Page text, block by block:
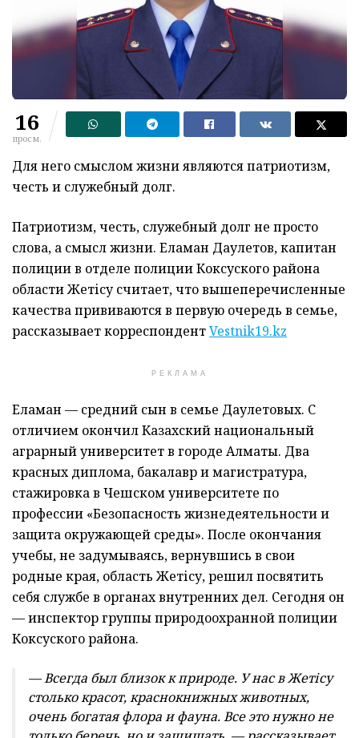
16
просм.
Для него смыслом жизни являются патриотизм,
честь и служебный долг.
Патриотизм, честь, служебный долг не просто
слова, а смысл жизни. Еламан Даулетов, капитан
полиции в отделе полиции Коксуского района
области Жетісу считает, что вышеперечисленные
качества прививаются в первую очередь в семье,
рассказывает корреспондентVestnik19.kz
РЕКЛАМА
Еламан — средний сын в семье Даулетовых. С
отличием окончил Казахский национальный
аграрный университет в городе Алматы. Два
красных диплома, бакалавр и магистратура,
стажировка в Чешском университете по
профессии «Безопасность жизнедеятельности и
защита окружающей среды». После окончания
учебы, не задумываясь, вернувшись в свои
родные края, область Жетісу, решил посвятить
себя службе в органах внутренних дел. Сегодня он
— инспектор группы природоохранной полиции
Коксуского района.
— Всегда был близок к природе. У нас в Жетісу
столько красот, краснокнижных животных,
очень богатая флора и фауна. Все это нужно не